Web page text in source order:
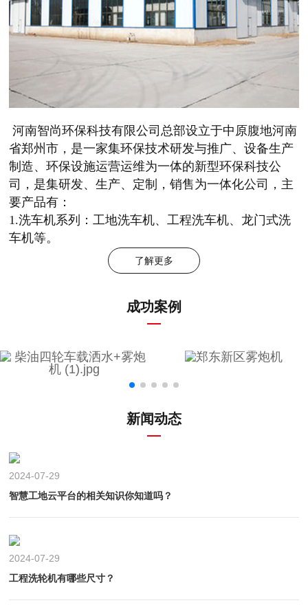
河南智尚环保科技有限公司总部设立于中原腹地河南
省郑州市，是一家集环保技术研发与推广、设备生产
制造、环保设施运营运维为一体的新型环保科技公
司，是集研发、生产、定制，销售为一体化公司，主
要产品有：
1.洗车机系列：工地洗车机、工程洗车机、龙门式洗
车机等。
了解更多
成功案例
新闻动态
2024-07-29
智慧工地云平台的相关知识你知道吗？
2024-07-29
工程洗轮机有哪些尺寸？